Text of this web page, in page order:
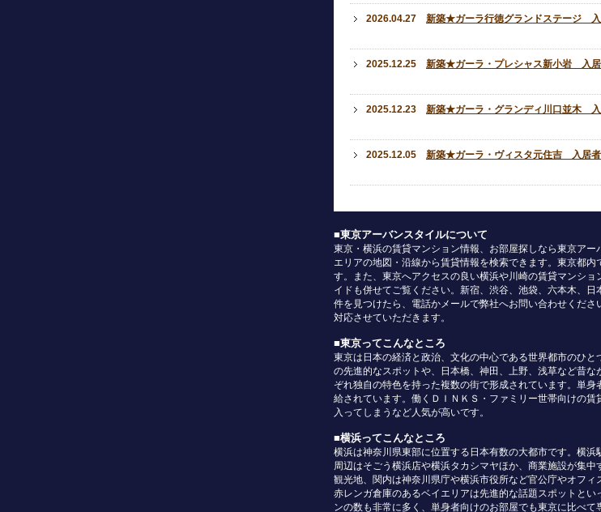
2026.04.27 新築★ガーラ行徳グランドステージ 入
2025.12.25 新築★ガーラ・プレシャス新小岩 入居
2025.12.23 新築★ガーラ・グランディ川口並木 入
2025.12.05 新築★ガーラ・ヴィスタ元住吉 入居者
■東京アーバンスタイルについて
東京・横浜の賃貸マンション情報、お部屋探しなら東京ア
エリアの地図・沿線から賃貸情報を検索できます。東京都
す。また、東京へアクセスの良い横浜や川崎の賃貸マンシ
イドも併せてご覧ください。新宿、渋谷、池袋、六本木、
件を見つけたら、電話かメールで弊社へお問い合わせくだ
対応させていただきます。
■東京ってこんなところ
東京は日本の経済と政治、文化の中心である世界都市のひ
の先進的なスポットや、日本橋、神田、上野、浅草など昔
ぞれ独自の特色を持った複数の街で形成されています。単
給されています。働くＤＩＮＫＳ・ファミリー世帯向けの
入ってしまうなど人気が高いです。
■横浜ってこんなところ
横浜は神奈川県東部に位置する日本有数の大都市です。横
周辺はそごう横浜店や横浜タカシマヤほか、商業施設が集
観光地、関内は神奈川県庁や横浜市役所など官公庁やオフ
赤レンガ倉庫のあるベイエリアは先進的な話題スポットと
ンの数も非常に多く、単身者向けのお部屋でも東京に比べ